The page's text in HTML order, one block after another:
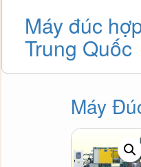
Máy đúc
Trung Quốc
Máy